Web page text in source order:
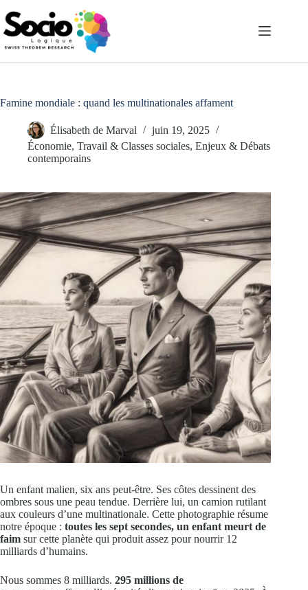
au
contenu
Famine mondiale : quand les multinationales affament
Élisabeth de Marval
juin 19, 2025
Économie, Travail & Classes sociales, Enjeux & Débats
contemporains
Un enfant malien, six ans peut-être. Ses côtes dessinent des
ombres sous une peau tendue. Derrière lui, un camion rutilant
aux couleurs d’une multinationale. Cette photographie résume
notre époque : toutes les sept secondes, un enfant meurt de
faim sur cette planète qui produit assez pour nourrir 12
milliards d’humains.
Nous sommes 8 milliards. 295 millions de